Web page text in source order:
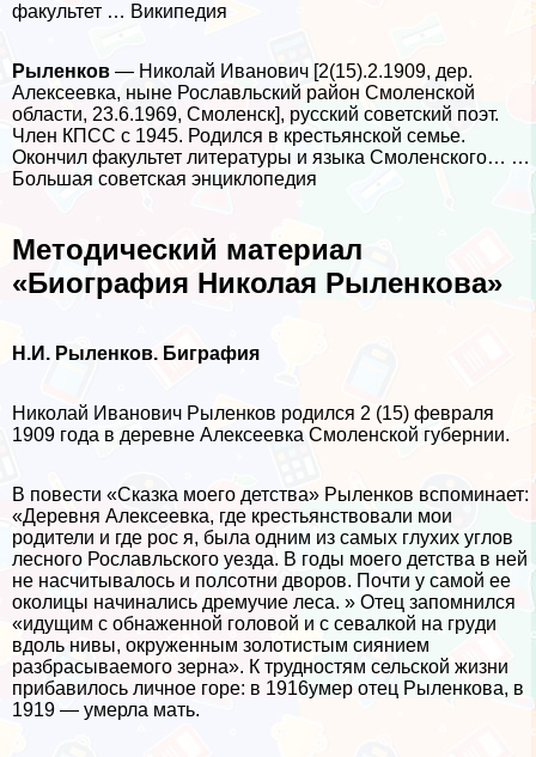
факультет … Википедия
Рыленков — Николай Иванович [2(15).2.1909, дер.
Алексеевка, ныне Рославльский район Смоленской
области, 23.6.1969, Смоленск], русский советский поэт.
Члeн КПСС с 1945. Родился в крестьянской семье.
Окончил факультет литературы и языка Смоленского… …
Большая советская энциклопедия
Методический материал
«Биография Николая Рыленкова»
Н.И. Рыленков. Биграфия
Николай Иванович Рыленков родился 2 (15) февраля
1909 года в деревне Алексеевка Смоленской губернии.
В повести «Сказка моего детства» Рыленков вспоминает:
«Деревня Алексеевка, где крестьянствовали мои
родители и где рос я, была одним из самых глухих углов
лесного Рославльского уезда. В годы моего детства в ней
не насчитывалось и полсотни дворов. Почти у самой ее
околицы начинались дремучие леса. » Отец запомнился
«идущим с обнаженной головой и с севалкой на гpyди
вдоль нивы, окруженным золотистым сиянием
разбрасываемого зерна». К трудностям сельской жизни
прибавилось личное горе: в 1916умер отец Рыленкова, в
1919 — умерла мать.